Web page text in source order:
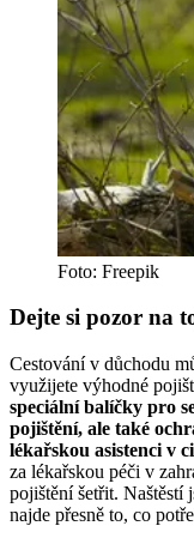
Foto: Freepik
Dejte si pozor na
Cestování v důchodu
využijete výhodné
speciální balíčky pro
pojištění, ale také
lékařskou asistenci v
za lékařskou péči v
pojištění šetřit. Naštěstí
najde přesně to, co